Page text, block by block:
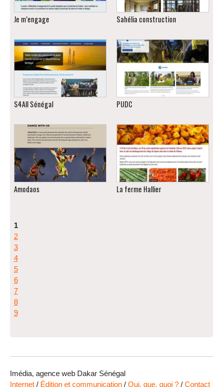
Je m’engage Sahélia construction
S4All Sénégal PUDC
Amodaos La ferme Hallier
1
2
3
4
5
6
7
8
9
Imédia, agence web Dakar Sénégal
Internet / Édition et communication / Qui, que, quoi ? / Contact